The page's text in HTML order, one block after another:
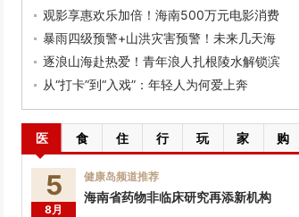
观影享惠欢乐加倍！海南500万元电影消费
暴雨四级预警+山洪灾害预警！未来几天海
逐浪山海赴热爱！青年浪人扎根陵水解锁滨
从“打卡”到“入戏”：年轻人为何爱上奔
医 食 住 行 玩 家 购
5
8月
健康岛频道推荐
海南省药物非临床研究再添新机构